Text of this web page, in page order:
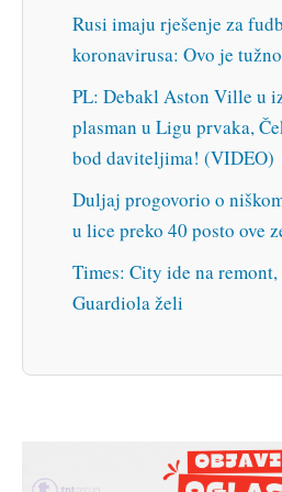
Rusi imaju rješenje za
koronavirusa: Ovo je
PL: Debakl Aston Ville u
plasman u Ligu prvaka,
bod daviteljima! (VIDEO)
Duljaj progovorio o
u lice preko 40 posto ove
Times: City ide na
Guardiola želi